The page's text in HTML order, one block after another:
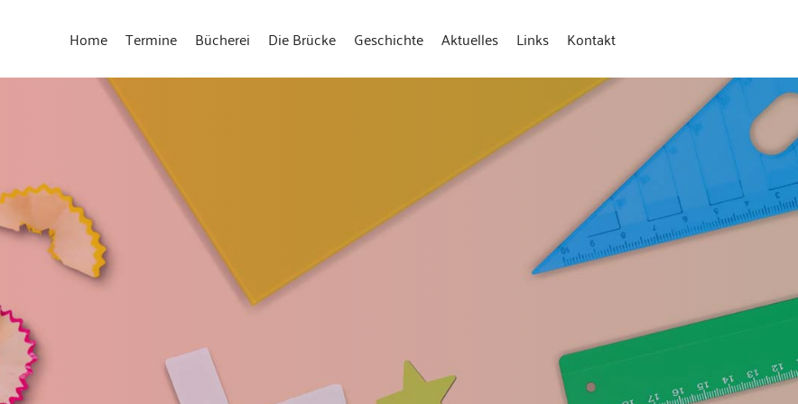
Home Termine Bücherei Die Brücke Geschichte Aktuelles Links Kontakt